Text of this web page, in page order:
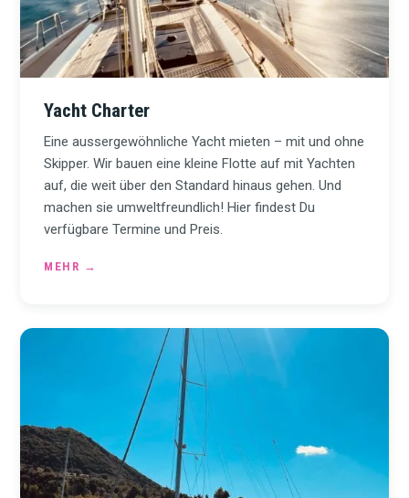
Yacht Charter
Eine aussergewöhnliche Yacht mieten – mit und ohne
Skipper. Wir bauen eine kleine Flotte auf mit Yachten
auf, die weit über den Standard hinaus gehen. Und
machen sie umweltfreundlich! Hier findest Du
verfügbare Termine und Preis.
MEHR →